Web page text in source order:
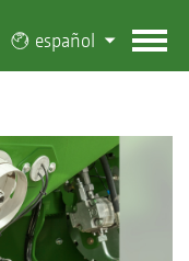
español